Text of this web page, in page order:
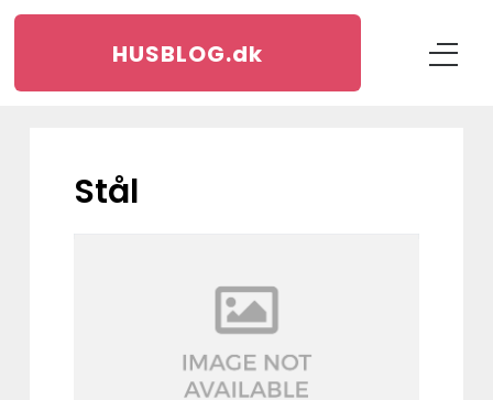
HUSBLOG.dk
stål